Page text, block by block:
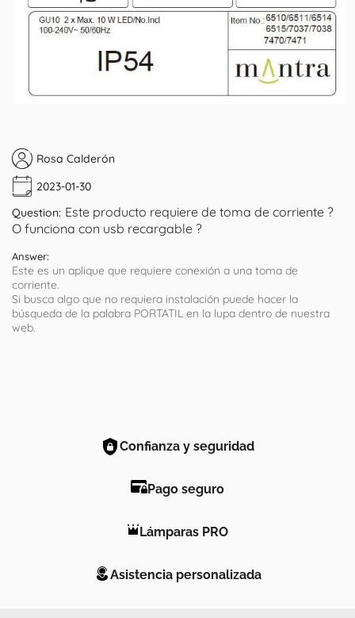
Rosa Calderón
2023-01-30
Question: Este producto requiere de toma de corriente ?
O funciona con usb recargable ?
Answer:
Este es un aplique que requiere conexión a una toma de
corriente.
Si busca algo que no requiera instalación puede hacer la
búsqueda de la palabra PORTATIL en la lupa dentro de nuestra
web.
Confianza y seguridad
Pago seguro
Lámparas PRO
Asistencia personalizada